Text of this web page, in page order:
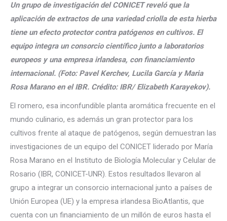
Un grupo de investigación del CONICET reveló que la
aplicación de extractos de una variedad criolla de esta hierba
tiene un efecto protector contra patógenos en cultivos. El
equipo integra un consorcio científico junto a laboratorios
europeos y una empresa irlandesa, con financiamiento
internacional. (Foto: Pavel Kerchev, Lucila García y Maria
Rosa Marano en el IBR. Crédito: IBR/ Elizabeth Karayekov).
El romero, esa inconfundible planta aromática frecuente en el
mundo culinario, es además un gran protector para los
cultivos frente al ataque de patógenos, según demuestran las
investigaciones de un equipo del CONICET liderado por María
Rosa Marano en el Instituto de Biología Molecular y Celular de
Rosario (IBR, CONICET-UNR). Estos resultados llevaron al
grupo a integrar un consorcio internacional junto a países de
Unión Europea (UE) y la empresa irlandesa BioAtlantis, que
cuenta con un financiamiento de un millón de euros hasta el